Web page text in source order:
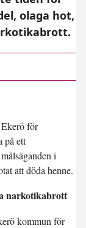
olaga hot,
för
på ett
i
att döda henne.
narkotikabrott
kommun för